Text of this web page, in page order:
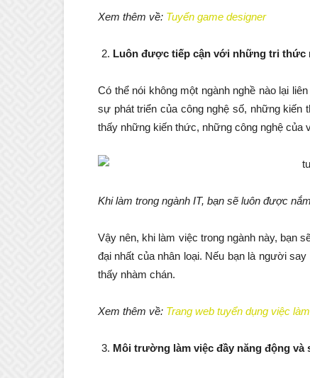
Xem thêm về: Tuyển game designer
Luôn được tiếp cận với những tri thức
Có thể nói không một ngành nghề nào lại
sự phát triển của công nghệ số, những kiến
thấy những kiến thức, những công nghệ của
Khi làm trong ngành IT, bạn sẽ luôn được
Vậy nên, khi làm việc trong ngành này, bạn
đại nhất của nhân loại. Nếu bạn là người
thấy nhàm chán.
Xem thêm về: Trang web tuyển dụng việc làm
Môi trường làm việc đầy năng động và